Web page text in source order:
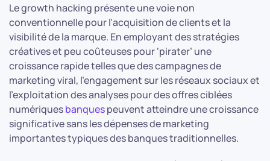
Le growth hacking présente une voie non
conventionnelle pour l'acquisition de clients et la
visibilité de la marque. En employant des stratégies
créatives et peu coûteuses pour ‘pirater’ une
croissance rapide telles que des campagnes de
marketing viral, l'engagement sur les réseaux sociaux et
l'exploitation des analyses pour des offres ciblées
numériquesbanquespeuvent atteindre une croissance
significative sans les dépenses de marketing
importantes typiques des banques traditionnelles.